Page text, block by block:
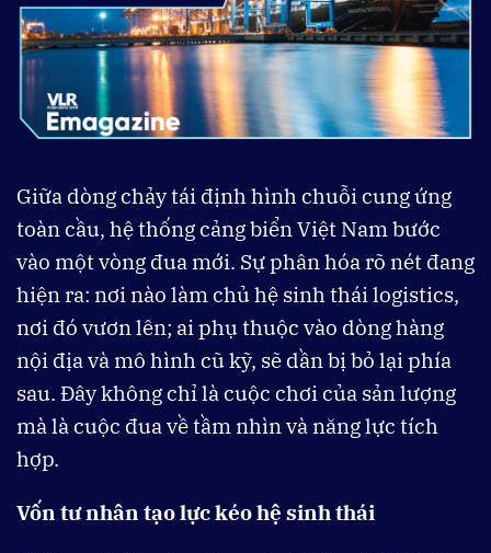
Giữa dòng chảy tái định hình chuỗi cung ứng
toàn cầu, hệ thống cảng biển Việt Nam bước
vào một vòng đua mới. Sự phân hóa rõ nét đang
hiện ra: nơi nào làm chủ hệ sinh thái logistics,
nơi đó vươn lên; ai phụ thuộc vào dòng hàng
nội địa và mô hình cũ kỹ, sẽ dần bị bỏ lại phía
sau. Đây không chỉ là cuộc chơi của sản lượng
mà là cuộc đua về tầm nhìn và năng lực tích
hợp.
Vốn tư nhân tạo lực kéo hệ sinh thái